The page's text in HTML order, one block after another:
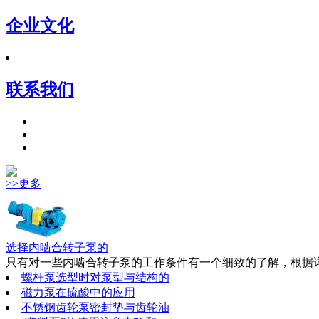
企业文化
联系我们
>>更多
选择内啮合转子泵的
只有对一些内啮合转子泵的工作条件有一个细致的了解，根据
螺杆泵选型时对泵型与结构的
磁力泵在硫酸中的应用
不锈钢齿轮泵密封垫与齿轮油